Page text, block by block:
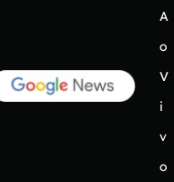
A
o
V
i
v
o